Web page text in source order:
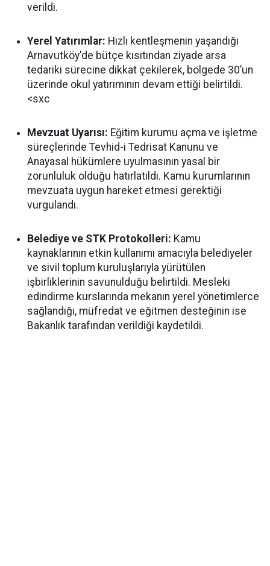
verildi.
Yerel Yatırımlar: Hızlı kentleşmenin yaşandığı
Arnavutköy'de bütçe kısıtından ziyade arsa
tedariki sürecine dikkat çekilerek, bölgede 30’un
üzerinde okul yatırımının devam ettiği belirtildi.
<sxc
Mevzuat Uyarısı: Eğitim kurumu açma ve işletme
süreçlerinde Tevhid-i Tedrisat Kanunu ve
Anayasal hükümlere uyulmasının yasal bir
zorunluluk olduğu hatırlatıldı. Kamu kurumlarının
mevzuata uygun hareket etmesi gerektiği
vurgulandı.
Belediye ve STK Protokolleri: Kamu
kaynaklarının etkin kullanımı amacıyla belediyeler
ve sivil toplum kuruluşlarıyla yürütülen
işbirliklerinin savunulduğu belirtildi. Mesleki
edindirme kurslarında mekanın yerel yönetimlerce
sağlandığı, müfredat ve eğitmen desteğinin ise
Bakanlık tarafından verildiği kaydetildi.